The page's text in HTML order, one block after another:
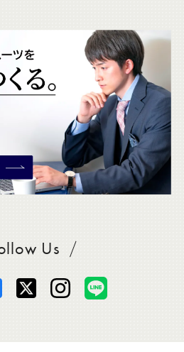
Us
SADAをフォロー
オ
オ
オ